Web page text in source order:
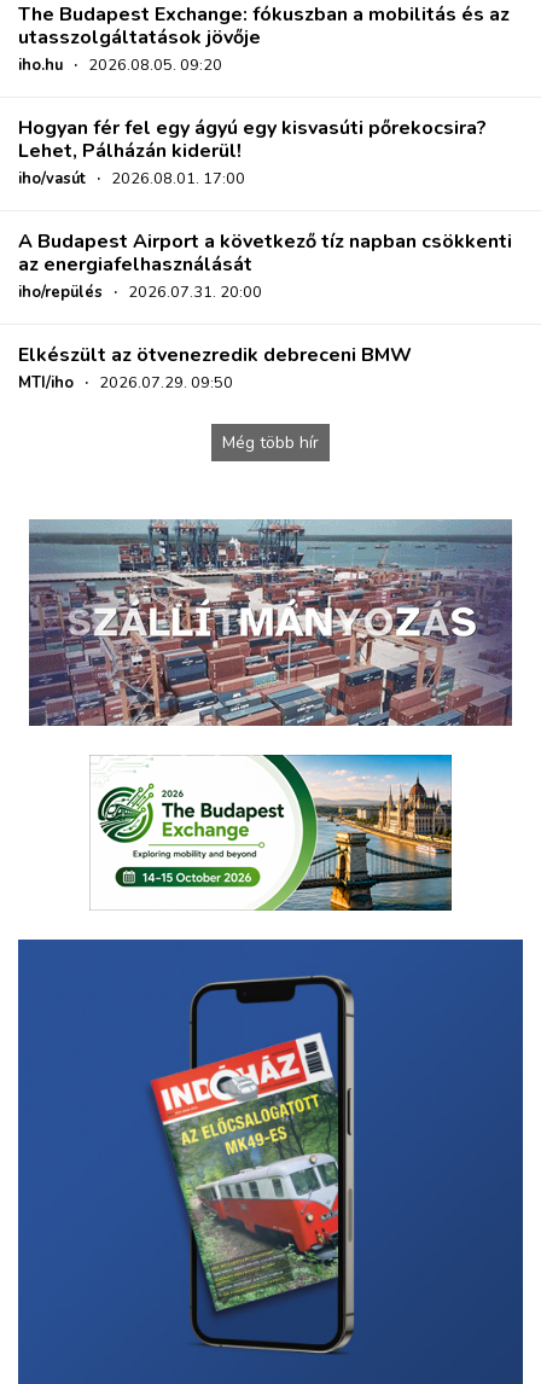
The Budapest Exchange: fókuszban a mobilitás és az
utasszolgáltatások jövője
iho.hu · 2026.08.05. 09:20
Hogyan fér fel egy ágyú egy kisvasúti pőrekocsira?
Lehet, Pálházán kiderül!
iho/vasút · 2026.08.01. 17:00
A Budapest Airport a következő tíz napban csökkenti
az energiafelhasználását
iho/repülés · 2026.07.31. 20:00
Elkészült az ötvenezredik debreceni BMW
MTI/iho · 2026.07.29. 09:50
Még több hír